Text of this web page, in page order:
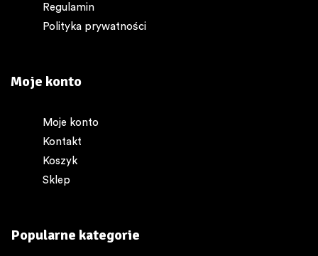
Regulamin
Polityka prywatności
Moje konto
Moje konto
Kontakt
Koszyk
Sklep
Popularne kategorie